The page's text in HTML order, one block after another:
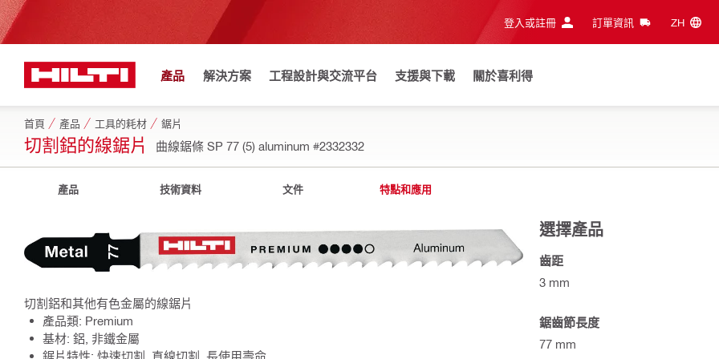
登入或註冊 訂單資訊 ZH‎
產品 解決方案 工程設計與交流平台 支援與下載 關於喜利得
首頁 產品 工具的耗材 鋸片
切割鋁的線鋸片 曲線鋸條 SP 77 (5) aluminum #2332332
產品 技術資料 文件 特點和應用
切割鋁和其他有色金屬的線鋸片
產品類: Premium
基材: 鋁, 非鐵金屬
鋸片特性: 快速切割, 直線切割, 長使用壽命
選擇產品
齒距
3 mm
鋸齒節長度
77 mm